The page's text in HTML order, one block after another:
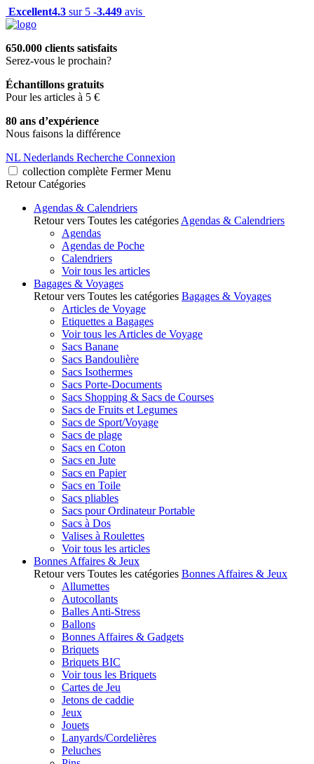
Excellent4.3 sur 5 -3.449 avis
650.000 clients satisfaits
Serez-vous le prochain?
Échantillons gratuits
Pour les articles à 5 €
80 ans d’expérience
Nous faisons la différence
NL Nederlands Recherche Connexion
collection complète Fermer Menu
Retour Catégories
Agendas & Calendriers
Retour vers Toutes les catégories Agendas & Calendriers
Agendas
Agendas de Poche
Calendriers
Voir tous les articles
Bagages & Voyages
Retour vers Toutes les catégories Bagages & Voyages
Articles de Voyage
Etiquettes a Bagages
Voir tous les Articles de Voyage
Sacs Banane
Sacs Bandoulière
Sacs Isothermes
Sacs Porte-Documents
Sacs Shopping & Sacs de Courses
Sacs de Fruits et Legumes
Sacs de Sport/Voyage
Sacs de plage
Sacs en Coton
Sacs en Jute
Sacs en Papier
Sacs en Toile
Sacs pliables
Sacs pour Ordinateur Portable
Sacs à Dos
Valises à Roulettes
Voir tous les articles
Bonnes Affaires & Jeux
Retour vers Toutes les catégories Bonnes Affaires & Jeux
Allumettes
Autocollants
Balles Anti-Stress
Ballons
Bonnes Affaires & Gadgets
Briquets
Briquets BIC
Voir tous les Briquets
Cartes de Jeu
Jetons de caddie
Jeux
Jouets
Lanyards/Cordelières
Peluches